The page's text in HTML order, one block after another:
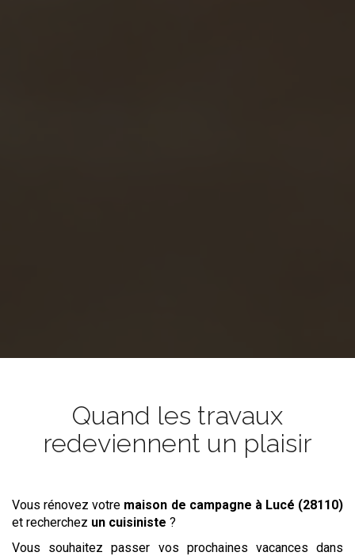
Quand les travaux
redeviennent un plaisir
Vous rénovez votre maison de campagne à Lucé (28110)
et recherchez un cuisiniste ?
Vous souhaitez passer vos prochaines vacances dans